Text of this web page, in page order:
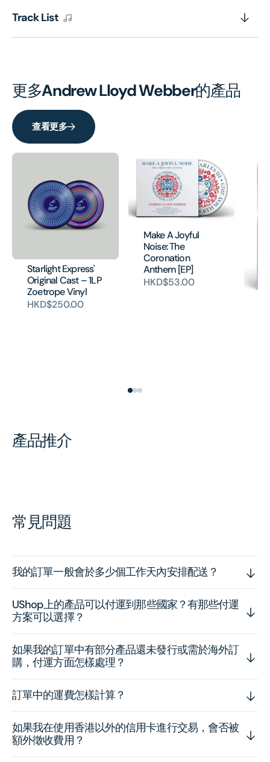
Track List
更多Andrew Lloyd Webber的產品
查看更多
Starlight Express'
Original Cast – 1LP
Zoetrope Vinyl
HKD$250.00
Make A Joyful
Noise: The
Coronation
Anthem [EP]
HKD$53.00
產品推介
常見問題
我的訂單一般會於多少個工作天內安排配送？
UShop上的產品可以付運到那些國家？有那些付運
方案可以選擇？
如果我的訂單中有部分產品還未發行或需於海外訂
購，付運方面怎樣處理？
訂單中的運費怎樣計算？
如果我在使用香港以外的信用卡進行交易，會否被
額外徵收費用？